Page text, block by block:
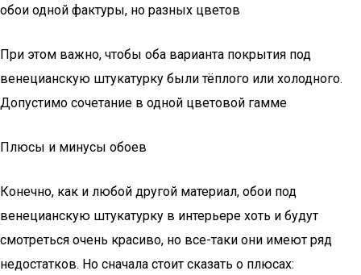
обои одной фактуры, но разных цветов
При этом важно, чтобы оба варианта покрытия под
венецианскую штукатурку были тёплого или холодного.
Допустимо сочетание в одной цветовой гамме
Плюсы и минусы обоев
Конечно, как и любой другой материал, обои под
венецианскую штукатурку в интерьере хоть и будут
смотреться очень красиво, но все-таки они имеют ряд
недостатков. Но сначала стоит сказать о плюсах: